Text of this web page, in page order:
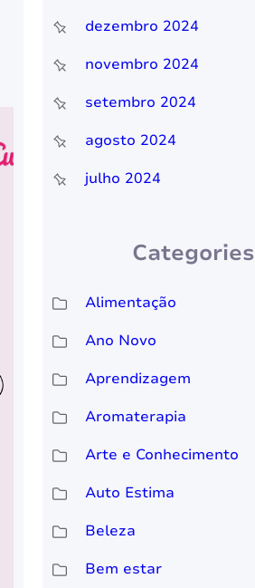
dezembro 2024
novembro 2024
setembro 2024
agosto 2024
julho 2024
Categories
Alimentação
Ano Novo
Aprendizagem
Aromaterapia
Arte e Conhecimento
Auto Estima
Beleza
Bem estar